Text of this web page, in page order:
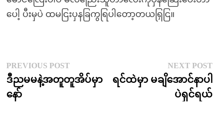
ပေါ့ ပီးမှပဲ ထမငြးပှနခြကွရြပါတော့တယရြှငြ။
Post
navigation
PREVIOUS POSTPrevious
post:
ဒီညမမနဲ့အတူတူအိပ်မှာ
နော်
NEXT POST
ရင်ထဲမှာ မချိအောင်နာပါ
ပဲရှင်ရယ်